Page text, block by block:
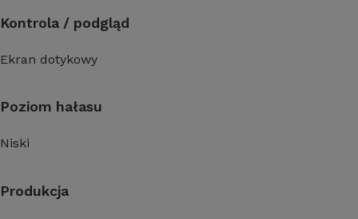
Kontrola / podgląd
Ekran dotykowy
Poziom hałasu
Niski
Produkcja